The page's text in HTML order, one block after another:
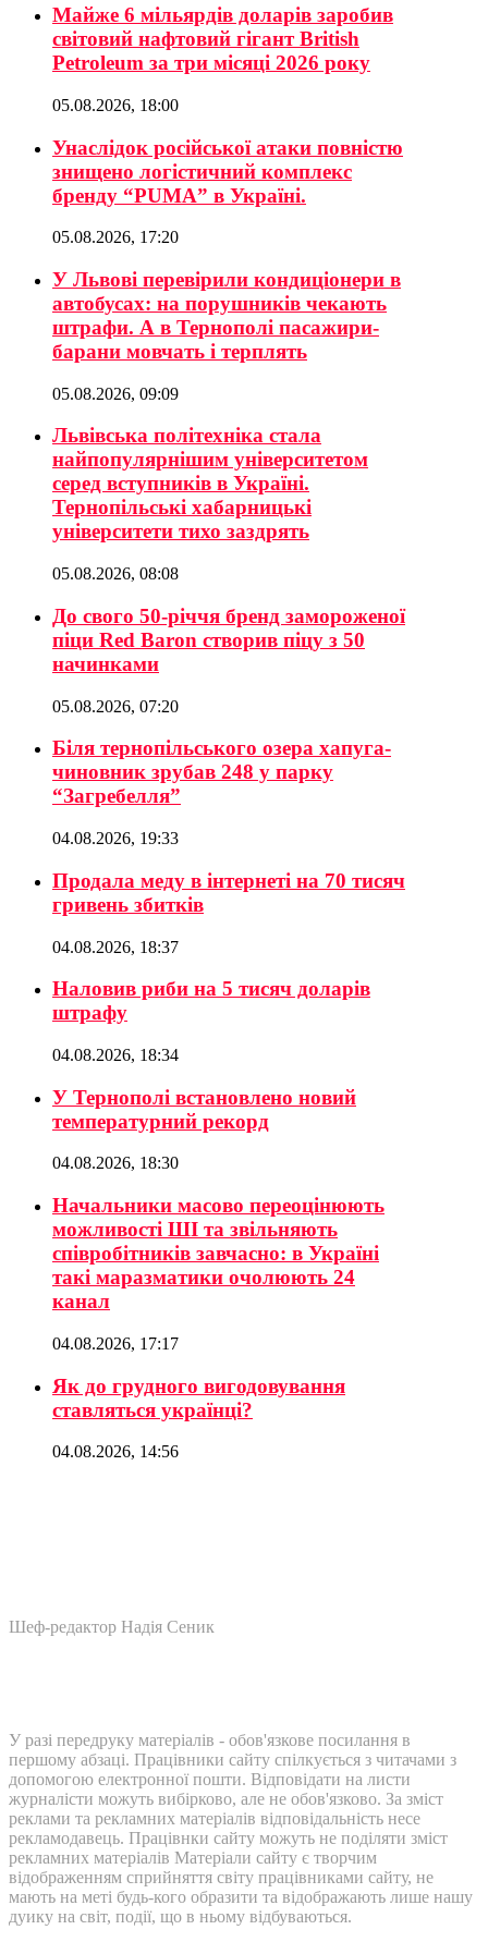
Майже 6 мільярдів доларів заробив
світовий нафтовий гігант British
Petroleum за три місяці 2026 року
05.08.2026, 18:00
Унаслідок російської атаки повністю
знищено логістичний комплекс
бренду “PUMA” в Україні.
05.08.2026, 17:20
У Львові перевірили кондиціонери в
автобусах: на порушників чекають
штрафи. А в Тернополі пасажири-
барани мовчать і терплять
05.08.2026, 09:09
Львівська політехніка стала
найпопулярнішим університетом
серед вступників в Україні.
Тернопільські хабарницькі
університети тихо заздрять
05.08.2026, 08:08
До свого 50-річчя бренд замороженої
піци Red Baron створив піцу з 50
начинками
05.08.2026, 07:20
Біля тернопільського озера хапуга-
чиновник зрубав 248 у парку
“Загребелля”
04.08.2026, 19:33
Продала меду в інтернеті на 70 тисяч
гривень збитків
04.08.2026, 18:37
Наловив риби на 5 тисяч доларів
штрафу
04.08.2026, 18:34
У Тернополі встановлено новий
температурний рекорд
04.08.2026, 18:30
Начальники масово переоцінюють
можливості ШІ та звільняють
співробітників завчасно: в Україні
такі маразматики очолюють 24
канал
04.08.2026, 17:17
Як до грудного вигодовування
ставляться українці?
04.08.2026, 14:56
Шеф-редактор Надія Сеник
У разі передруку матеріалів - обов'язкове посилання в
першому абзаці. Працівники сайту спілкується з читачами з
допомогою електронної пошти. Відповідати на листи
журналісти можуть вибірково, але не обов'язково. За зміст
реклами та рекламних матеріалів відповідальність несе
рекламодавець. Працівнки сайту можуть не поділяти зміст
рекламних матеріалів Матеріали сайту є творчим
відображенням сприйняття світу працівниками сайту, не
мають на меті будь-кого образити та відображають лише нашу
дуику на світ, події, що в ньому відбуваються.